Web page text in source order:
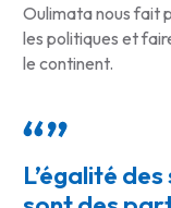
Oulimata nous fait
les politiques et
le continent.
L’égalité